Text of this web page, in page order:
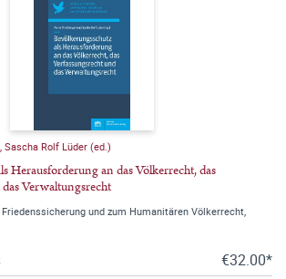
Sascha Rolf Lüder (ed.)
Herausforderung an das Völkerrecht, das
Verwaltungsrecht
und zum Humanitären Völkerrecht,
€32.00*